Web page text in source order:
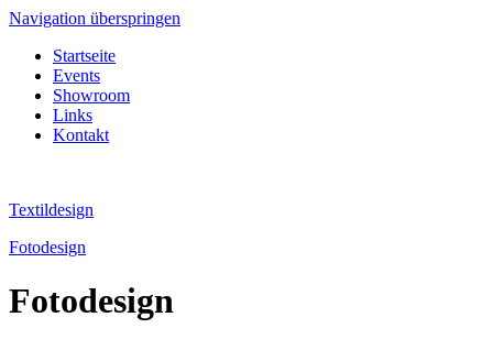
Navigation überspringen
Startseite
Events
Showroom
Links
Kontakt
Textildesign
Fotodesign
Fotodesign